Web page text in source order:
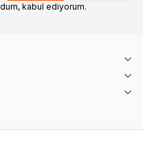
kabul ediyorum.